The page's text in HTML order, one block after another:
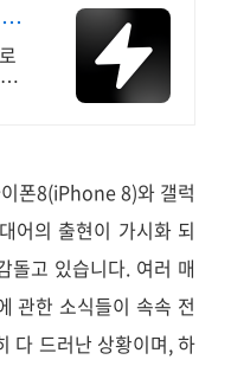
폰8(iPhone 8)와 갤럭
어의 출현이 가시화 되
돌고 있습니다. 여러 매
관한 소식들이 속속 전
다 드러난 상황이며, 하